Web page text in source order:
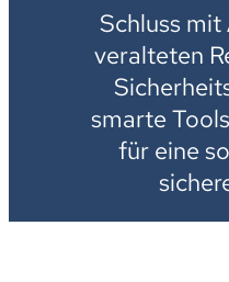
Schluss
veralteten
smarte
für eine